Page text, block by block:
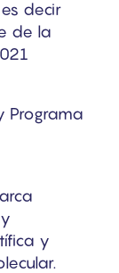
decir
de la
Programa
y